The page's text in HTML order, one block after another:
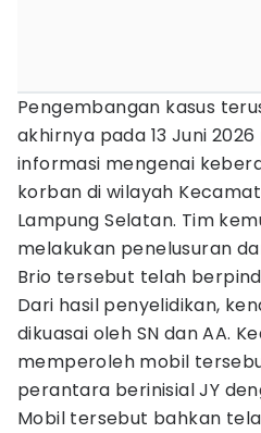
Pengembangan kasus
akhirnya pada 13 Juni
informasi mengenai
korban di wilayah
Lampung Selatan. Tim
melakukan penelusuran
Brio tersebut telah
Dari hasil penyelidikan,
dikuasai oleh SN dan AA.
memperoleh mobil
perantara berinisial JY
Mobil tersebut bahkan